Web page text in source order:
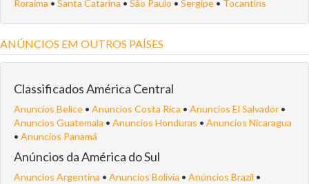
Roraima • Santa Catarina • São Paulo • Sergipe • Tocantins
ANÚNCIOS EM OUTROS PAÍSES
Classificados América Central
Anuncios Belice • Anuncios Costa Rica • Anuncios El Salvador •
Anuncios Guatemala • Anuncios Honduras • Anuncios Nicaragua
• Anuncios Panamá
Anúncios da América do Sul
Anuncios Argentina • Anuncios Bolivia • Anúncios Brazil •